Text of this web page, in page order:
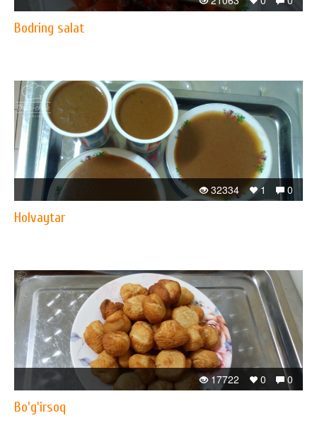
Bodring salat
0
1
32334
Holvaytar
0
0
17722
Bo'g'irsoq